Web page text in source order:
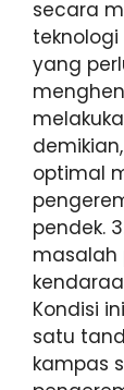
secara
yang
optimal
pendek.
masalah
Kondisi
satu
kampas